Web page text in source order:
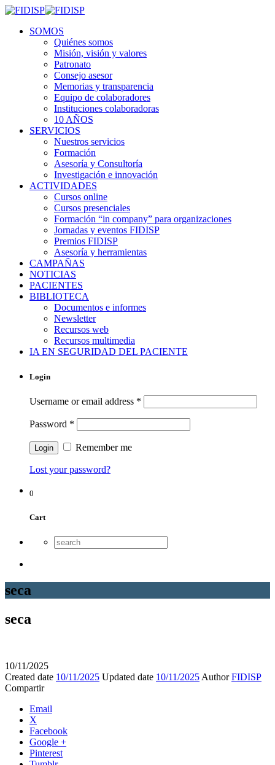
SOMOS
Quiénes somos
Misión, visión y valores
Patronato
Consejo asesor
Memorias y transparencia
Equipo de colaboradores
Instituciones colaboradoras
10 AÑOS
SERVICIOS
Nuestros servicios
Formación
Asesoría y Consultoría
Investigación e innovación
ACTIVIDADES
Cursos online
Cursos presenciales
Formación “in company” para organizaciones
Jornadas y eventos FIDISP
Premios FIDISP
Asesoría y herramientas
CAMPAÑAS
NOTICIAS
PACIENTES
BIBLIOTECA
Documentos e informes
Newsletter
Recursos web
Recursos multimedia
IA EN SEGURIDAD DEL PACIENTE
Login
Username or email address *
Password *
Remember me
Lost your password?
0
Cart
seca
seca
10/11/2025
Created date 10/11/2025 Updated date 10/11/2025 AuthorFIDISP
Compartir
Email
X
Facebook
Google +
Pinterest